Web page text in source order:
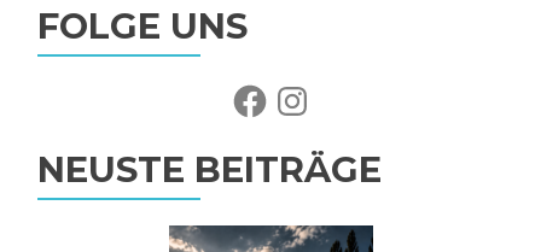
FOLGE UNS
FacebookInstagram
NEUSTE BEITRÄGE